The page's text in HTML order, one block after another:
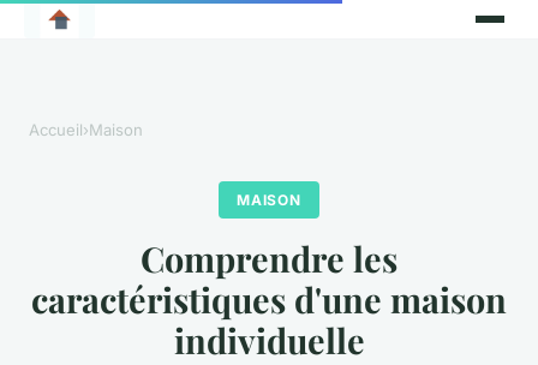
Accueil›Maison
MAISON
Comprendre les
caractéristiques d'une maison
individuelle